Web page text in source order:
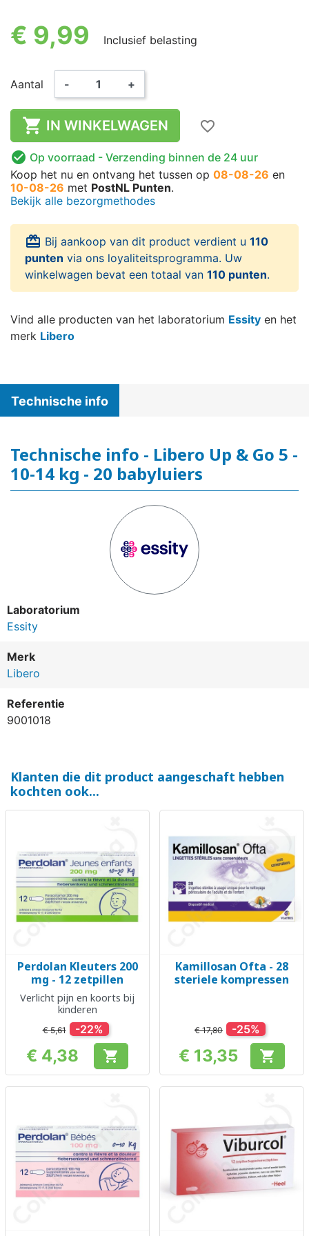
€ 9,99 Inclusief belasting
Aantal - +
 IN WINKELWAGEN
favorite_border
 Op voorraad - Verzending binnen de 24 uur
Koop het nu en ontvang het tussen op 08-08-26 en
10-08-26 met PostNL Punten.
Bekijk alle bezorgmethodes
card_giftcard Bij aankoop van dit product verdient u 110
punten via ons loyaliteitsprogramma. Uw
winkelwagen bevat een totaal van 110 punten.
Vind alle producten van het laboratorium Essity en het
merk Libero
Technische info
Technische info - Libero Up & Go 5 -
10-14 kg - 20 babyluiers
Laboratorium
Essity
Merk
Libero
Referentie
9001018
Klanten die dit product aangeschaft hebben
kochten ook...
Perdolan Kleuters 200
mg - 12 zetpillen
Verlicht pijn en koorts bij
kinderen
€ 5,61 -22%
Prijs
€ 4,38 
Kamillosan Ofta - 28
steriele kompressen
€ 17,80 -25%
Prijs
€ 13,35 